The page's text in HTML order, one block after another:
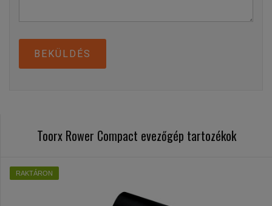
BEKÜLDÉS
Toorx Rower Compact evezőgép tartozékok
RAKTÁRON